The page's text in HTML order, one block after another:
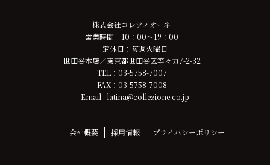
株式会社コレツィオーネ
営業時間 10：00～19：00
定休日：毎週火曜日
世田谷本店／東京都世田谷区等々力7-2-32
TEL：03-5758-7007
FAX：03-5758-7008
Email : latina@collezione.co.jp
会社概要 採用情報 プライバシーポリシー